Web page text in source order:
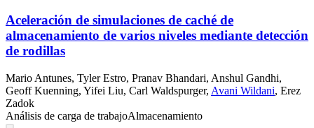
Aceleración de simulaciones de caché de
almacenamiento de varios niveles mediante detección
de rodillas
Mario Antunes, Tyler Estro, Pranav Bhandari, Anshul Gandhi,
Geoff Kuenning, Yifei Liu, Carl Waldspurger, Avani Wildani, Erez
Zadok
Análisis de carga de trabajoAlmacenamiento